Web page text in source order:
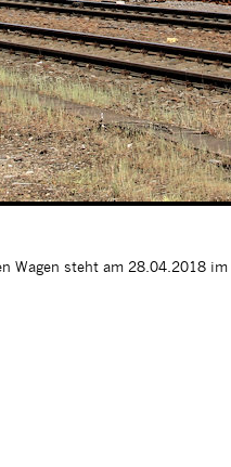
Wagen steht am 28.04.2018